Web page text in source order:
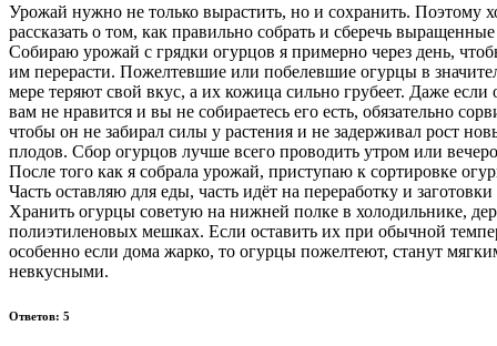
Урожай нужно не только вырастить, но и сохранить. Поэтому
рассказать о том, как правильно собрать и сберечь
Собираю урожай с грядки огурцов я примерно через день,
им перерасти. Пожелтевшие или побелевшие огурцы в
мере теряют свой вкус, а их кожица сильно грубеет. Даже если
вам не нравится и вы не собираетесь его есть, обязательно
чтобы он не забирал силы у растения и не задерживал рост
плодов. Сбор огурцов лучше всего проводить утром или
После того как я собрала урожай, приступаю к сортировке
Часть оставляю для еды, часть идёт на переработку и
Хранить огурцы советую на нижней полке в холодильнике,
полиэтиленовых мешках. Если оставить их при обычной
особенно если дома жарко, то огурцы пожелтеют, станут
невкусными.
Ответов: 5